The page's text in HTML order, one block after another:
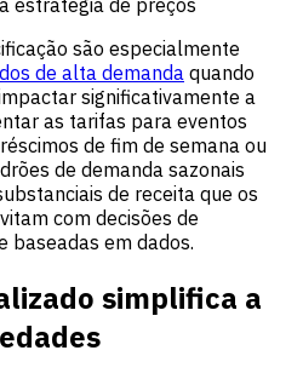
estratégia de preços
são especialmente
de alta demanda quando
significativamente a
as tarifas para eventos
de fim de semana ou
de demanda sazonais
de receita que os
com decisões de
baseadas em dados.
simplifica a